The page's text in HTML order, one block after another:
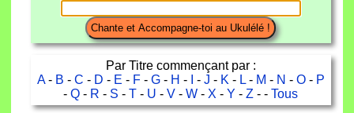
Par Titre commençant par :
A- B - C - D - E - F- G- H - - J - K - L- M - N - O- P
-Q - R - S -T - U -V -W - X -Y -Z - -Tous